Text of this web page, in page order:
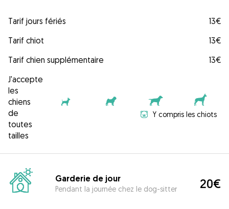
Tarif jours fériés
13€
Tarif chiot
13€
Tarif chien supplémentaire
13€
J'accepte
les
chiens
de
toutes
tailles
Y compris les chiots
Garderie de jour
Pendant la journée chez le dog-sitter 20€